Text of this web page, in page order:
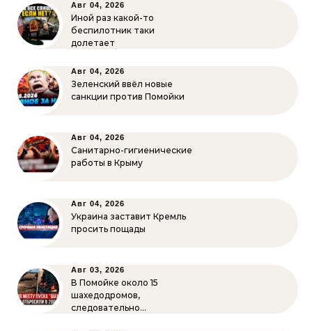
Авг 04, 2026
Иной раз какой-то
беспилотник таки
долетает
Авг 04, 2026
Зеленский ввёл новые
санкции против Помойки
Авг 04, 2026
Санитарно-гигиенические
работы в Крыму
Авг 04, 2026
Украина заставит Кремль
просить пощады
Авг 03, 2026
В Помойке около 15
шахедодромов,
следовательно…